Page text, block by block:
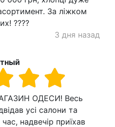
За ліжком
????
3 дня назад
ОДЕСИ! Весь
усі салони та
надвечір приїхав